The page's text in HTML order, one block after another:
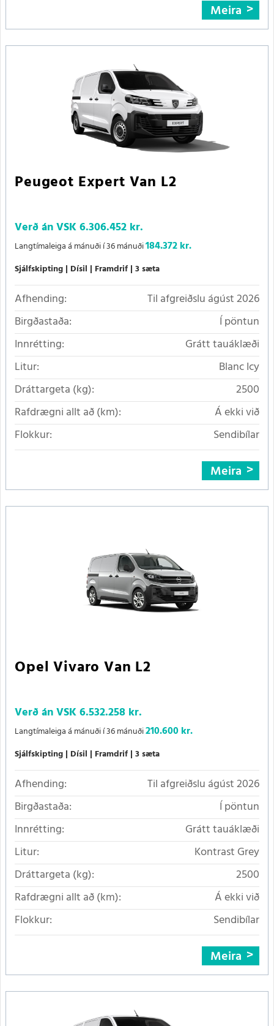
Meira
Peugeot Expert Van L2
Verð án VSK6.306.452 kr.
Langtímaleiga á mánuði í 36 mánuði184.372 kr.
Sjálfskipting Dísil Framdrif 3 sæta
Afhending:
Til afgreiðslu ágúst 2026
Birgðastaða:
Í pöntun
Innrétting:
Grátt tauáklæði
Litur:
Blanc Icy
Dráttargeta (kg):
2500
Rafdrægni allt að (km):
Á ekki við
Flokkur:
Sendibílar
Meira
Opel Vivaro Van L2
Verð án VSK6.532.258 kr.
Langtímaleiga á mánuði í 36 mánuði210.600 kr.
Sjálfskipting Dísil Framdrif 3 sæta
Afhending:
Til afgreiðslu ágúst 2026
Birgðastaða:
Í pöntun
Innrétting:
Grátt tauáklæði
Litur:
Kontrast Grey
Dráttargeta (kg):
2500
Rafdrægni allt að (km):
Á ekki við
Flokkur:
Sendibílar
Meira